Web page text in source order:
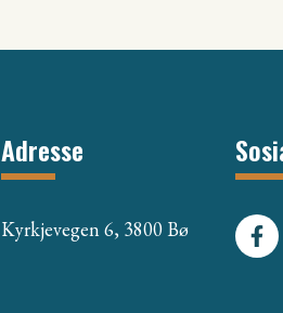
Adresse
Kyrkjevegen 6, 3800 Bø